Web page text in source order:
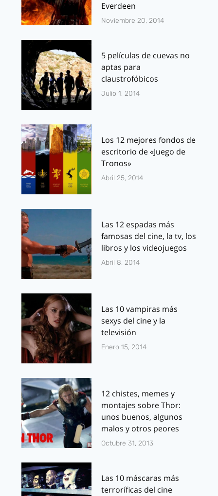
Everdeen
Noviembre 20, 2014
5 películas de cuevas no
aptas para
claustrofóbicos
Julio 1, 2014
Los 12 mejores fondos de
escritorio de «Juego de
Tronos»
Abril 25, 2014
Las 12 espadas más
famosas del cine, la tv, los
libros y los videojuegos
Abril 8, 2014
Las 10 vampiras más
sexys del cine y la
televisión
Enero 15, 2014
12 chistes, memes y
montajes sobre Thor:
unos buenos, algunos
malos y otros peores
Octubre 31, 2013
Las 10 máscaras más
terroríficas del cine